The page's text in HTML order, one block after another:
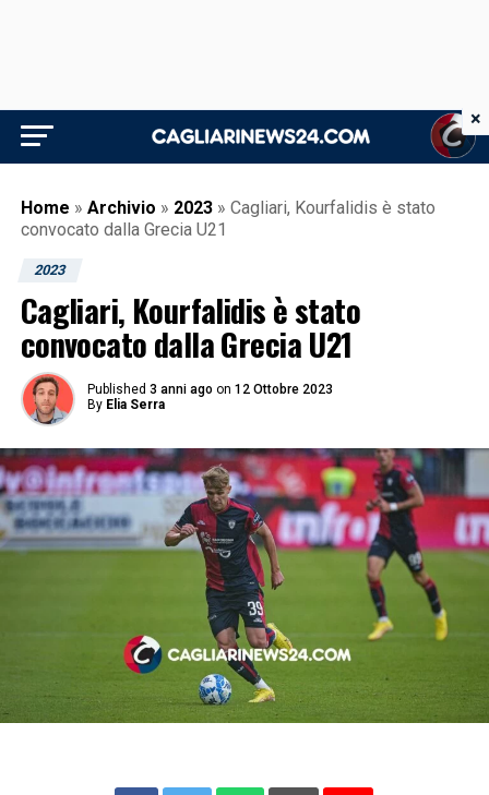
Home » Archivio » 2023 » Cagliari, Kourfalidis è stato
convocato dalla Grecia U21
2023
Cagliari, Kourfalidis è stato
convocato dalla Grecia U21
Published 3 anni ago on 12 Ottobre 2023
By Elia Serra
×